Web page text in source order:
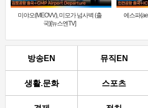
미야오(MEOVV), 미모가 넘사벽 (출
국)[뉴스엔TV]
에스파
방송EN 뮤직EN
생활.문화 스포츠